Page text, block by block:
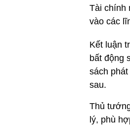
Tài chính
vào các
Kết luận
bất động
sách
sau.
Thủ
lý, phù